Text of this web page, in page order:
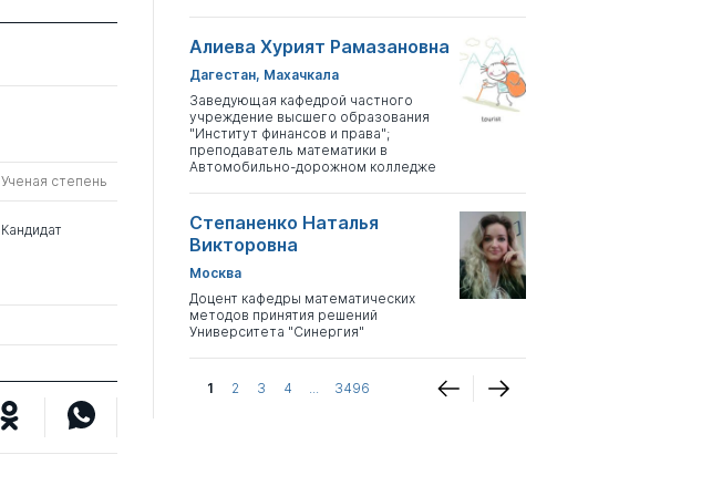
Ученая степень
Кандидат
Алиева Хурият Рамазановна
Дагестан, Махачкала
Заведующая кафедрой частного
учреждение высшего образования
"Институт финансов и права";
преподаватель математики в
Автомобильно-дорожном колледже
Степаненко Наталья
Викторовна
Москва
Доцент кафедры математических
методов принятия решений
Университета "Синергия"
1 2 3 4 ... 3496